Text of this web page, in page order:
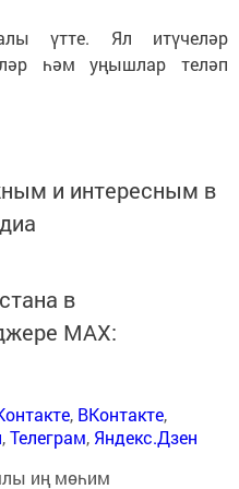
үтте. Ял итүчеләр
һәм уңышлар теләп
и интересным в
в
MАХ:
, ВКонтакте,
,Телеграм, Яндекс.Дзен
иң мөһим